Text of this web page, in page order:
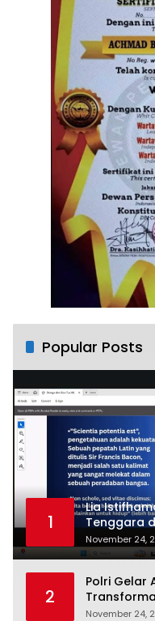
Popular Posts
1
Lia
Tenggara
November 24,
2
Polri Gelar
November 24,